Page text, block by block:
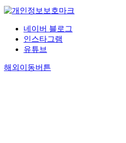
네이버 블로그
인스타그램
유튜브
해외이동버튼